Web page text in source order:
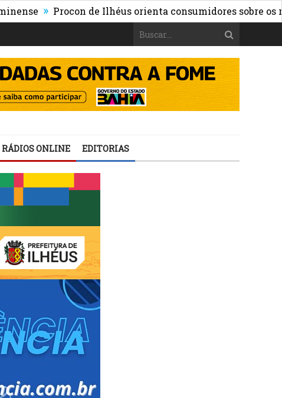
» Procon de Ilhéus orienta consumidores sobre os riscos
RÁDIOS ONLINE EDITORIAS